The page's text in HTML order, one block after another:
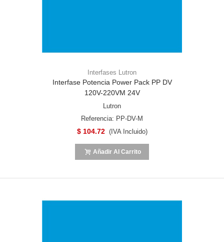
Interfases Lutron
Interfase Potencia Power Pack PP DV
120V-220VM 24V
Lutron
Referencia: PP-DV-M
$ 104.72 (IVA Incluido)
Añadir Al Carrito